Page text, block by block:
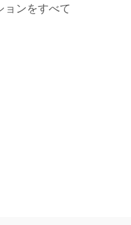
ョンをすべて